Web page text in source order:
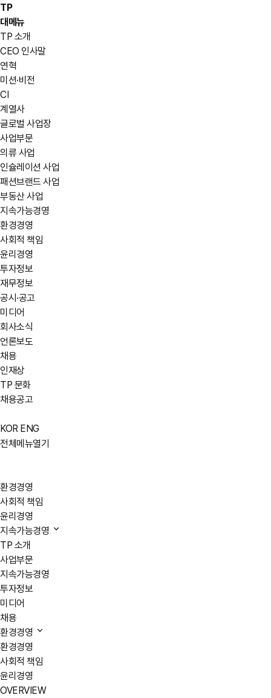
TP
대메뉴
TP 소개
CEO 인사말
연혁
미션·비전
CI
계열사
글로벌 사업장
사업부문
의류 사업
인슐레이션 사업
패션브랜드 사업
부동산 사업
지속가능경영
환경경영
사회적 책임
윤리경영
투자정보
재무정보
공시·공고
미디어
회사소식
언론보도
채용
인재상
TP 문화
채용공고
KOR ENG
전체메뉴열기
환경경영
사회적 책임
윤리경영
지속가능경영
TP 소개
사업부문
지속가능경영
투자정보
미디어
채용
환경경영
환경경영
사회적 책임
윤리경영
OVERVIEW